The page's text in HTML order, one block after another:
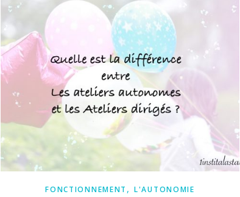
FONCTIONNEMENT ,L'AUTONOMIE